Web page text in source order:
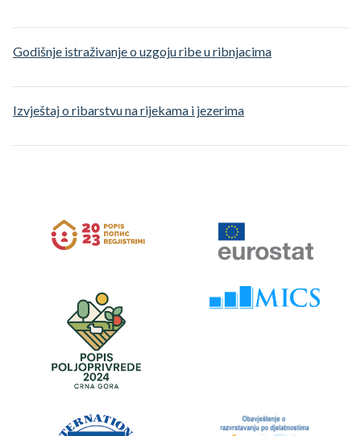
Godišnje istraživanje o uzgoju ribe u ribnjacima
Izvještaj o ribarstvu na rijekama i jezerima